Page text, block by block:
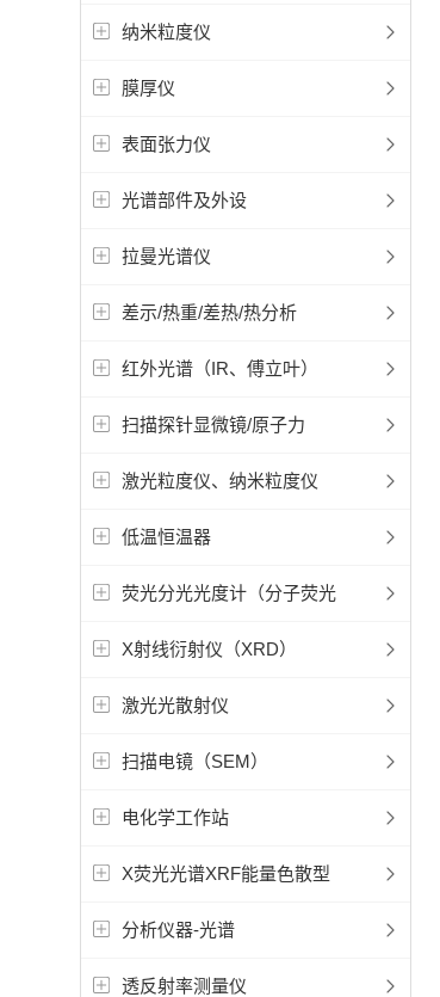
纳米粒度仪
膜厚仪
表面张力仪
光谱部件及外设
拉曼光谱仪
差示/热重/差热/热分析
红外光谱（IR、傅立叶）
扫描探针显微镜/原子力
激光粒度仪、纳米粒度仪
低温恒温器
荧光分光光度计（分子荧光
X射线衍射仪（XRD）
激光光散射仪
扫描电镜（SEM）
电化学工作站
X荧光光谱XRF能量色散型
分析仪器-光谱
透反射率测量仪